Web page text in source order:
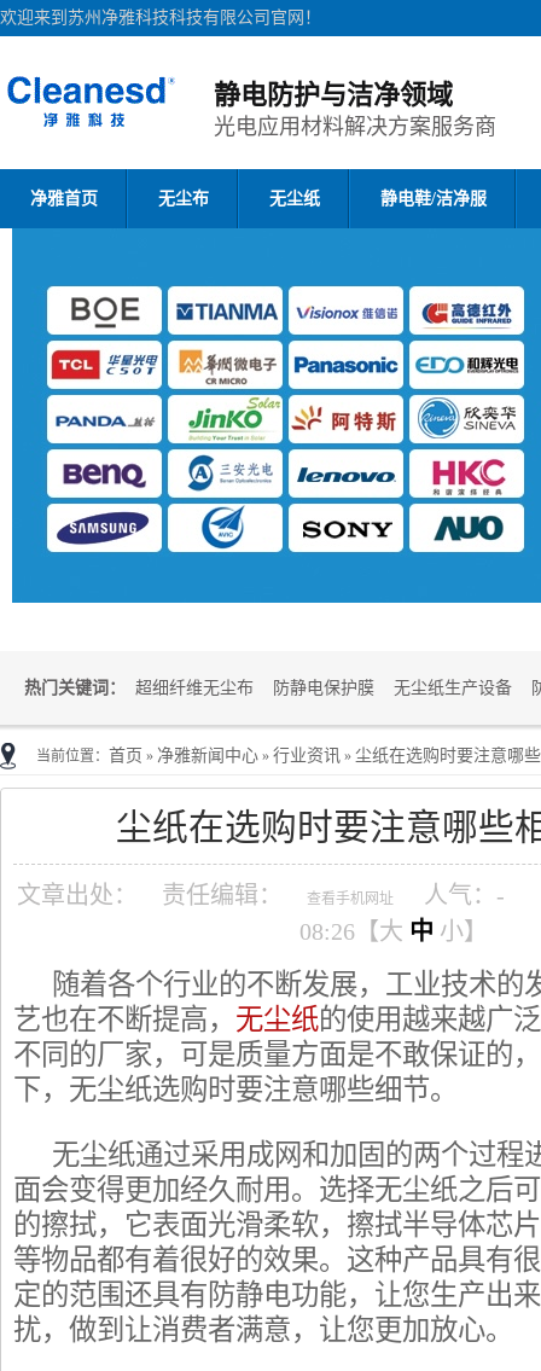
欢迎来到苏州净雅科技科技有限公司官网！
静电防护与洁净领域
光电应用材料解决方案服务商
净雅首页 无尘布 无尘纸 静电鞋/洁净服
热门关键词： 超细纤维无尘布 防静电保护膜 无尘纸生产设备
当前位置： 首页 » 净雅新闻中心 » 行业资讯 » 尘纸在选购时要注意哪
尘纸在选购时要注意哪些
文章出处： 责任编辑： 查看手机网址 人气： -
08:26【大 中 小】
随着各个行业的不断发展，工业技术的
艺也在不断提高， 无尘纸的使用越来越广
不同的厂家，可是质量方面是不敢保证的
下，无尘纸选购时要注意哪些细节。
无尘纸通过采用成网和加固的两个过程
面会变得更加经久耐用。选择无尘纸之后
的擦拭，它表面光滑柔软，擦拭半导体芯
等物品都有着很好的效果。这种产品具有
定的范围还具有防静电功能，让您生产出
扰，做到让消费者满意，让您更加放心。